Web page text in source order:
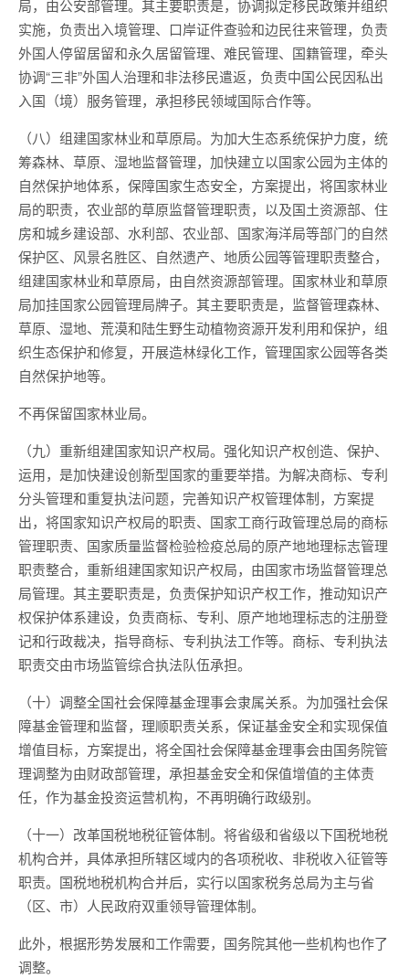
局，由公安部管理。其主要职责是，协调拟定移民政策并组织
实施，负责出入境管理、口岸证件查验和边民往来管理，负责
外国人停留居留和永久居留管理、难民管理、国籍管理，牵头
协调“三非”外国人治理和非法移民遣返，负责中国公民因私出
入国（境）服务管理，承担移民领域国际合作等。
（八）组建国家林业和草原局。为加大生态系统保护力度，统
筹森林、草原、湿地监督管理，加快建立以国家公园为主体的
自然保护地体系，保障国家生态安全，方案提出，将国家林业
局的职责，农业部的草原监督管理职责，以及国土资源部、住
房和城乡建设部、水利部、农业部、国家海洋局等部门的自然
保护区、风景名胜区、自然遗产、地质公园等管理职责整合，
组建国家林业和草原局，由自然资源部管理。国家林业和草原
局加挂国家公园管理局牌子。其主要职责是，监督管理森林、
草原、湿地、荒漠和陆生野生动植物资源开发利用和保护，组
织生态保护和修复，开展造林绿化工作，管理国家公园等各类
自然保护地等。
不再保留国家林业局。
（九）重新组建国家知识产权局。强化知识产权创造、保护、
运用，是加快建设创新型国家的重要举措。为解决商标、专利
分头管理和重复执法问题，完善知识产权管理体制，方案提
出，将国家知识产权局的职责、国家工商行政管理总局的商标
管理职责、国家质量监督检验检疫总局的原产地地理标志管理
职责整合，重新组建国家知识产权局，由国家市场监督管理总
局管理。其主要职责是，负责保护知识产权工作，推动知识产
权保护体系建设，负责商标、专利、原产地地理标志的注册登
记和行政裁决，指导商标、专利执法工作等。商标、专利执法
职责交由市场监管综合执法队伍承担。
（十）调整全国社会保障基金理事会隶属关系。为加强社会保
障基金管理和监督，理顺职责关系，保证基金安全和实现保值
增值目标，方案提出，将全国社会保障基金理事会由国务院管
理调整为由财政部管理，承担基金安全和保值增值的主体责
任，作为基金投资运营机构，不再明确行政级别。
（十一）改革国税地税征管体制。将省级和省级以下国税地税
机构合并，具体承担所辖区域内的各项税收、非税收入征管等
职责。国税地税机构合并后，实行以国家税务总局为主与省
（区、市）人民政府双重领导管理体制。
此外，根据形势发展和工作需要，国务院其他一些机构也作了
调整。